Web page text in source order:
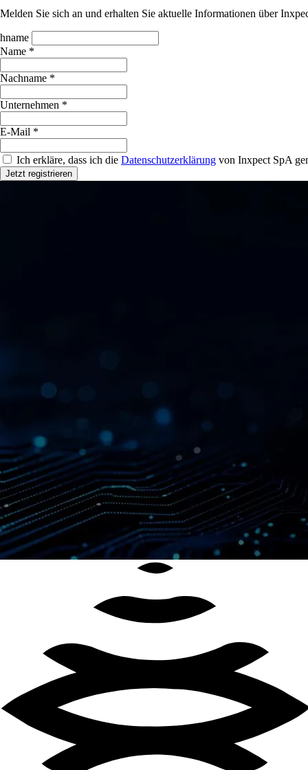
Melden Sie sich an und erhalten Sie aktuelle Informationen über
hname
Name *
Nachname *
Unternehmen *
E-Mail *
Ich erkläre, dass ich die Datenschutzerklärung von Inxpect SpA
Jetzt registrieren